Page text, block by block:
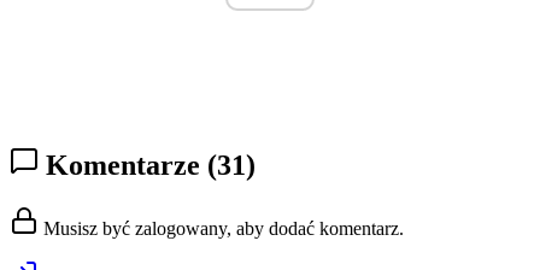
Komentarze (31)
Musisz być zalogowany, aby dodać komentarz.